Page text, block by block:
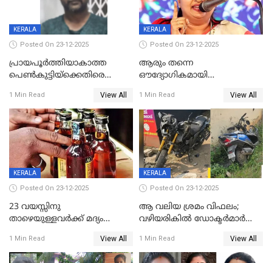
KERALA
Posted On 23-12-2025
പ്രായപൂർത്തിയാകാത്ത
പെൺകുട്ടിയ്ക്കെതിരെ
59 വർഷം തടവും 90,൦൦൦ രൂപ
പിഴയും ശിക്ഷ
1 Min Read View All
KERALA
Posted On 23-12-2025
ആരും തന്നെ
ഔദ്യോഗികമായി
കണ്ടെത്താൻ ഇന്ന് കോർ
കമ്മിറ്റി കൂടിയില്ല';
അതൃപ്തിയുമായി ദീപ്തി മേരി
വർഗീസ്
1 Min Read View All
KERALA
Posted On 23-12-2025
23 വയസ്സിനു
താഴെയുള്ളവർക്ക് മദ്യം
നടപടി;സ്ഥാപനങ്ങൾക്കെതിരെ
രണ്ട് കേസുകൾ
1 Min Read View All
KERALA
Posted On 23-12-2025
ആ വലിയ ശ്രമം വിഫലം;
വഴിയരികില്‍ ‌ഡോക്ടര്‍മാര്‍
മരണത്തിന് കീഴടങ്ങി
1 Min Read View All